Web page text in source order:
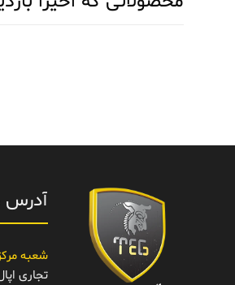
آدرس
شعبه
تجاری اپال - طبقه